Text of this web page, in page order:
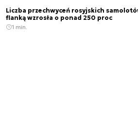
Liczba przechwyceń rosyjskich
flanką wzrosła o ponad 250 proc
1 min.